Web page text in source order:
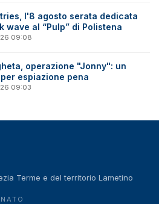
l'8 agosto serata dedicata
wave al “Pulp” di Polistena
09:08
operazione "Jonny": un
espiazione pena
09:03
Terme e del territorio Lametino